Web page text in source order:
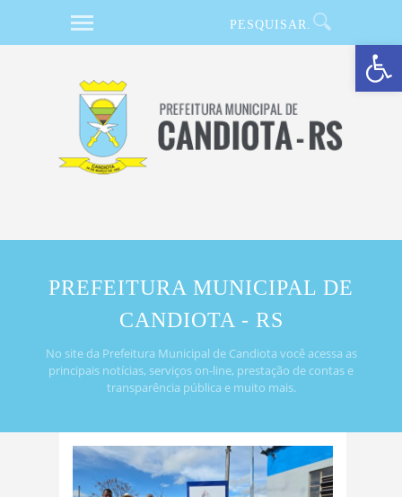
Barra de Ferramentas Aberta
PREFEITURA MUNICIPAL DE
CANDIOTA - RS
No site da Prefeitura Municipal de Candiota você acessa as
principais notícias, serviços on-line, prestação de contas e
transparência pública e muito mais.